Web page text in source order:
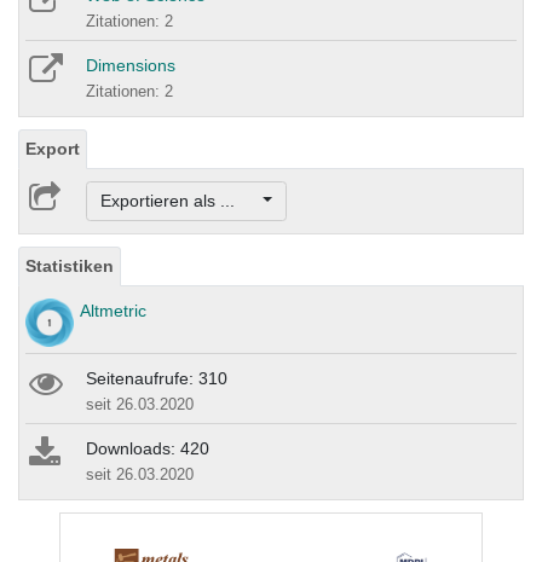
Zitationen: 2
Dimensions
Zitationen: 2
Export
Exportieren als ...
Statistiken
Altmetric
Seitenaufrufe: 310
seit 26.03.2020
Downloads: 420
seit 26.03.2020